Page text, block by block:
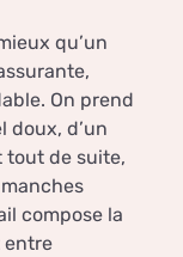
qu’un
On prend
doux, d’un
tout de suite,
compose la
entre